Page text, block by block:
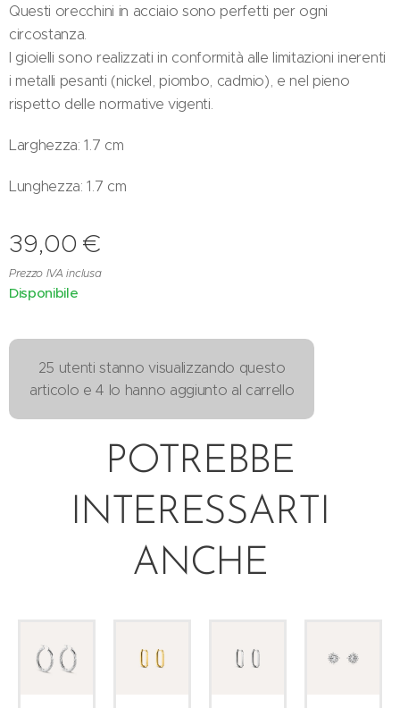
Questi orecchini in acciaio sono perfetti per ogni
circostanza.
I gioielli sono realizzati in conformità alle limitazioni inerenti
i metalli pesanti (nickel, piombo, cadmio), e nel pieno
rispetto delle normative vigenti.
Larghezza: 1.7 cm
Lunghezza: 1.7 cm
39,00 €
Prezzo IVA inclusa
Disponibile
25 utenti stanno visualizzando questo
articolo e 4 lo hanno aggiunto al carrello
POTREBBE
INTERESSARTI
ANCHE